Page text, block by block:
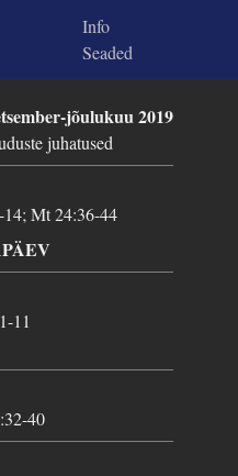
Info
Seaded
jõulukuu 2019
juhatused
14; Mt 24:36-44
11
40